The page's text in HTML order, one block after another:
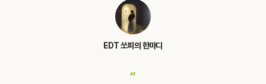
EDT 쏘피의 한마디
“